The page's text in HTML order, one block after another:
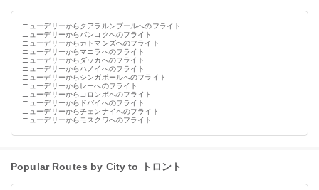
ニューデリーからクアラルンプールへのフライト
ニューデリーからバンコクへのフライト
ニューデリーからカトマンズへのフライト
ニューデリーからマニラへのフライト
ニューデリーからダッカへのフライト
ニューデリーからハノイへのフライト
ニューデリーからシンガポールへのフライト
ニューデリーからレーへのフライト
ニューデリーからコロンボへのフライト
ニューデリーからドバイへのフライト
ニューデリーからチェンナイへのフライト
ニューデリーからモスクワへのフライト
Popular Routes by City to トロント